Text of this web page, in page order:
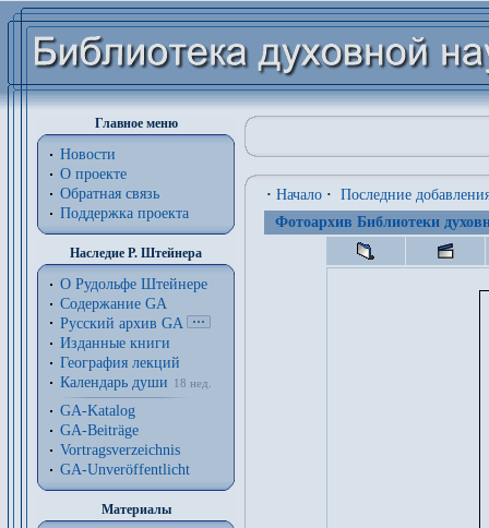
Главное меню
Новости
О проекте
Обратная связь
Поддержка проекта
Наследие Р. Штейнера
О Рудольфе Штейнере
Содержание GA
Русский архив GA
Изданные книги
География лекций
Календарь души
18 нед.
GA-Katalog
GA-Beiträge
Vortragsverzeichnis
GA-Unveröffentlicht
Материалы
· Начало · Последние
Фотоархив Библиотеки